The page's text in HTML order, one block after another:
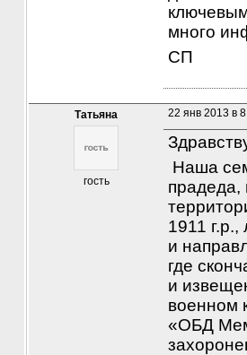
много
СП
Татьяна
гость
22 янв 2013 в
Наша
прадеда,
1911
и
где
и
военном
«ОБД